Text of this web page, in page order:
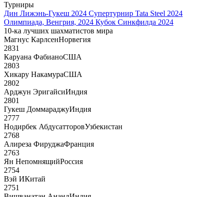
Турниры
Дин Лижэнь-Гукеш 2024 Супертурнир Tata Steel 2024
Олимпиада, Венгрия, 2024 Кубок Синкфилда 2024
10-ка лучших шахматистов мира
Магнус КарлсенНорвегия
2831
Каруана ФабианоСША
2803
Хикару НакамураСША
2802
Арджун ЭригайсиИндия
2801
Гукеш ДоммараджуИндия
2777
Нодирбек АбдусатторовУзбекистан
2768
Алиреза ФируджаФранция
2763
Ян НепомнящийРоссия
2754
Вэй ИКитай
2751